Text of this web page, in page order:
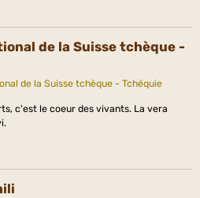
de la Suisse tchèque -
c'est le coeur des vivants. La vera